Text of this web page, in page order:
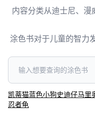
内容分类从迪士尼、
涂色书对于儿童的智力
凯蒂猫蓝色小狗史迪仔马里
忍者龟